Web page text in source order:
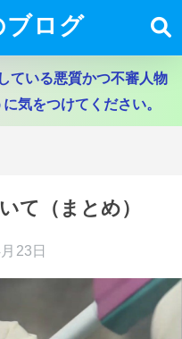
ログ
ている悪質かつ不審人物
気をつけてください。
て（まとめ）
23日